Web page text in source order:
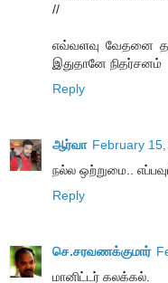
//
எவ்வளவு வேதனை
இதுதானே நிதர்சனம்
Reply
ஆர்வா February
நல்ல ஒற்றுமை..
Reply
செ.சரவணக்குமார்
மானிட்டர் கலக்கல்.